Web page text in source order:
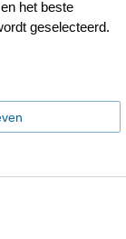
het beste
geselecteerd.